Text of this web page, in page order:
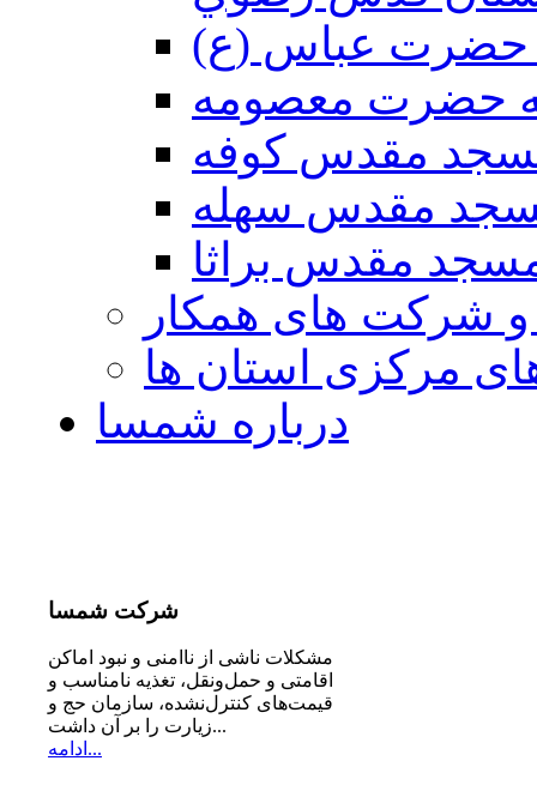
حضرت عباس (ع)
حضرت معصومه
مقدس كوفه
مقدس سهله
مقدس براثا
و شرکت های همکار
مرکزی استان ها
درباره شمسا
شرکت شمسا
مشكلات ناشی از ناامنی و نبود اماكن
اقامتی و حمل‌ونقل، تغذیه‌ نامناسب و
قیمت‌های كنترل‌نشده، سازمان حج و
زیارت را بر آن داشت...
ادامه...